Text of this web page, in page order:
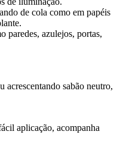
de cola como em papéis
paredes, azulejos, portas,
acrescentando sabão neutro,
aplicação, acompanha